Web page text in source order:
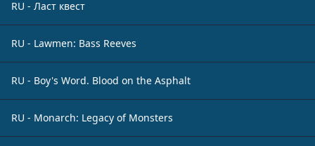
RU - Ласт квест
RU - Lawmen: Bass Reeves
RU - Boy's Word. Blood on the Asphalt
RU - Monarch: Legacy of Monsters